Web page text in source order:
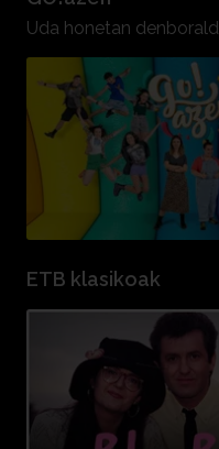
Uda honetan
ETB klasikoak